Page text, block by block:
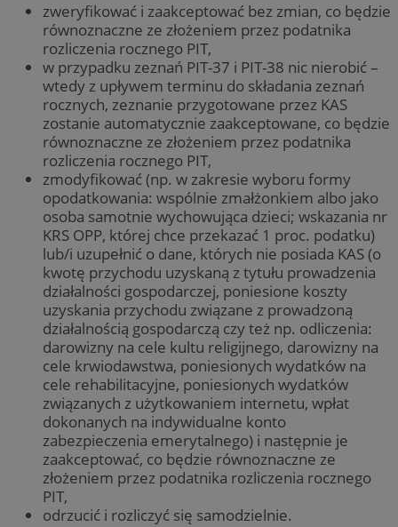
zweryfikować i zaakceptować bez zmian, co będzie
równoznaczne ze złożeniem przez podatnika
rozliczenia rocznego PIT,
w przypadku zeznań PIT-37 i PIT-38 nic nierobić –
wtedy z upływem terminu do składania zeznań
rocznych, zeznanie przygotowane przez KAS
zostanie automatycznie zaakceptowane, co będzie
równoznaczne ze złożeniem przez podatnika
rozliczenia rocznego PIT,
zmodyfikować (np. w zakresie wyboru formy
opodatkowania: wspólnie zmałżonkiem albo jako
osoba samotnie wychowująca dzieci; wskazania nr
KRS OPP, której chce przekazać 1 proc. podatku)
lub/i uzupełnić o dane, których nie posiada KAS (o
kwotę przychodu uzyskaną z tytułu prowadzenia
działalności gospodarczej, poniesione koszty
uzyskania przychodu związane z prowadzoną
działalnością gospodarczą czy też np. odliczenia:
darowizny na cele kultu religijnego, darowizny na
cele krwiodawstwa, poniesionych wydatków na
cele rehabilitacyjne, poniesionych wydatków
związanych z użytkowaniem internetu, wpłat
dokonanych na indywidualne konto
zabezpieczenia emerytalnego) i następnie je
zaakceptować, co będzie równoznaczne ze
złożeniem przez podatnika rozliczenia rocznego
PIT,
odrzucić i rozliczyć się samodzielnie.